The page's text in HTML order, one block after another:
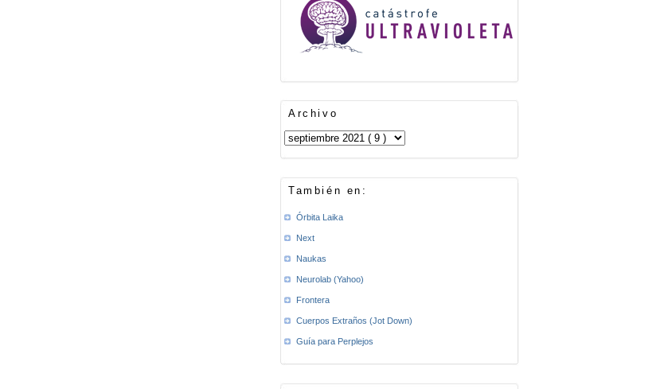
Archivo
También en:
Órbita Laika
Next
Naukas
Neurolab (Yahoo)
Frontera
Cuerpos Extraños (Jot Down)
Guía para Perplejos